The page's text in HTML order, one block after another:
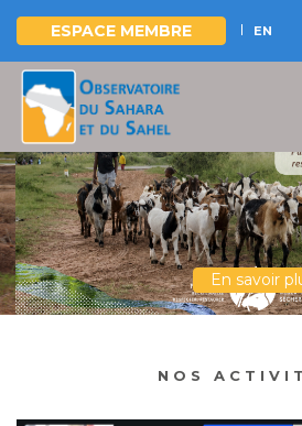
Aller
contenu
principal
ESPACE MEMBRE EN
En savoir plus
NOS